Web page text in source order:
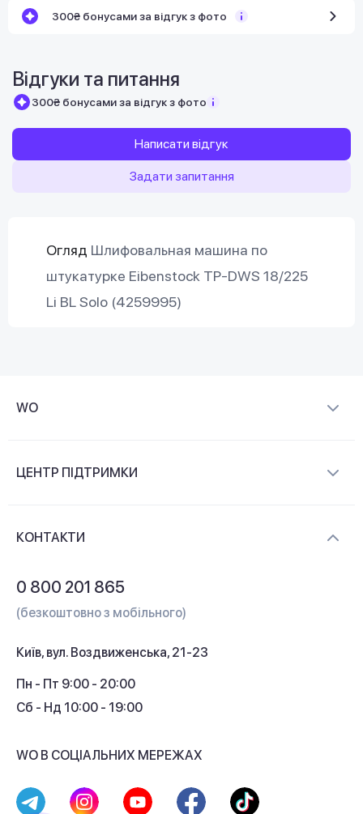
300₴ бонусами за відгук з фото
Відгуки та питання
300₴ бонусами за відгук з фото
Написати відгук
Задати запитання
Огляд Шлифовальная машина по
штукатурке Eibenstock TP-DWS 18/225
Li BL Solo (4259995)
WO
Контакти
ЦЕНТР ПІДТРИМКИ
Кешбек
КОНТАКТИ
0 800 201 865
(безкоштовно з мобільного)
Київ, вул. Воздвиженська, 21-23
Пн - Пт 9:00 - 20:00
Сб - Нд 10:00 - 19:00
WO В СОЦІАЛЬНИХ МЕРЕЖАХ